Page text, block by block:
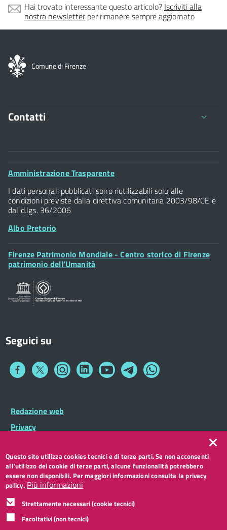
Hai trovato interessante questo articolo? Iscriviti alla
nostra newsletterper rimanere sempre aggiornato
Comune di Firenze
Contatti
Comune di Firenze
Palazzo Vecchio
Piazza della Signoria - 50122, Firenze
P.IVA 01307110484
Posta Elettronica Certificata
Footer
Amministrazione Trasparente
I dati personali pubblicati sono riutilizzabili solo alle
condizioni previste dalla direttiva comunitaria 2003/98/CE e
dal d.lgs. 36/2006
Albo Pretorio
Footer
Widget
Firenze Patrimonio Mondiale - Centro storico di Firenze
patrimonio dell’Umanità
Seguici su
Collegamento
Collegamento
a
Collegamento
a
Collegamento
a
Collegamento
a
Collegamento
a
Collegamento
a
Footer
Widget
Footer
menu
Redazione web
Privacy
Accessibilità
CC BY 3.0 IT
Questo sito utilizza cookies tecnici e di terze parti. Se non acconsenti
all'utilizzo dei cookie di terze parti, alcune funzionalità potrebbero
essere non disponibili. Per maggiori informazioni consulta la privacy
policy. Più informazioni
Strettamente necessari (cookie tecnici)
Facoltativi (non tecnici)